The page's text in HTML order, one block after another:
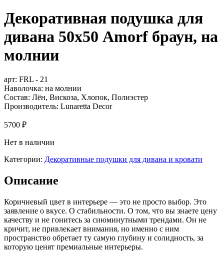
Декоративная подушка для
дивана 50х50 Amorf браун, на
молнии
арт: FRL - 21
Наволочка: на молнии
Состав: Лён, Вискоза, Хлопок, Полиэстер
Производитель: Lunaretta Decor
5700 ₽
Нет в наличии
Категории: Декоративные подушки для дивана и кровати
Описание
Коричневый цвет в интерьере — это не просто выбор. Это
заявление о вкусе. О стабильности. О том, что вы знаете цену
качеству и не гонитесь за сиюминутными трендами. Он не
кричит, не привлекает внимания, но именно с ним
пространство обретает ту самую глубину и солидность, за
которую ценят премиальные интерьеры.